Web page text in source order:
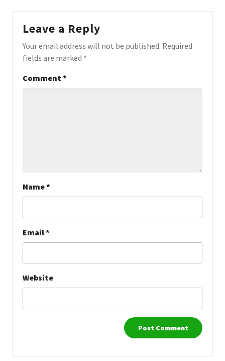
Leave a Reply
Your email address will not be published. Required
fields are marked *
Comment*
Name*
Email*
Website